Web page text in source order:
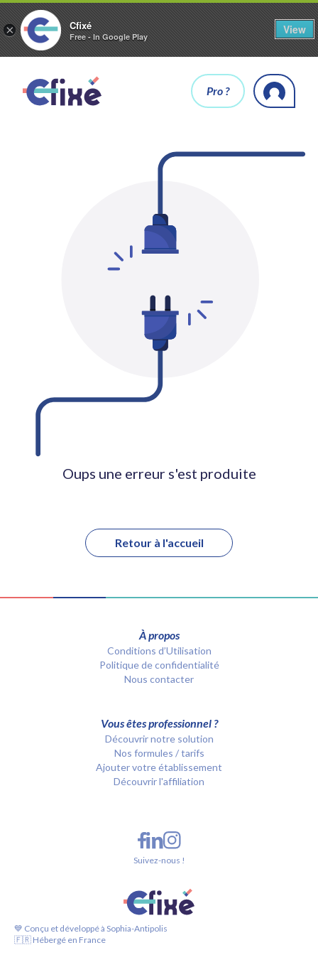
× Cfixé
Free - In Google Play
View
Pro ?
Oups une erreur s'est produite
Retour à l'accueil
À propos
Conditions d’Utilisation
Politique de confidentialité
Nous contacter
Vous êtes professionnel ?
Découvrir notre solution
Nos formules / tarifs
Ajouter votre établissement
Découvrir l'affiliation
💙 Conçu et développé à Sophia-Antipolis
🇫🇷 Hébergé en France
Suivez-nous !